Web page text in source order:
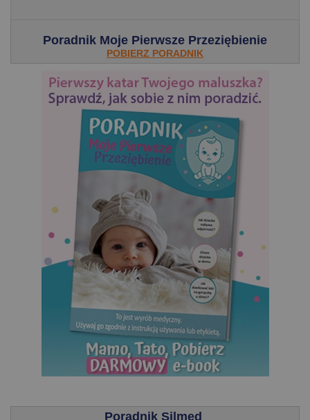
Poradnik Moje Pierwsze Przeziębienie
POBIERZ PORADNIK
Poradnik Silmed